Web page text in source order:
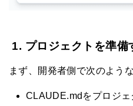
1. プロジェクトを準備
まず、開発者側で次のよう
CLAUDE.mdをプロジ